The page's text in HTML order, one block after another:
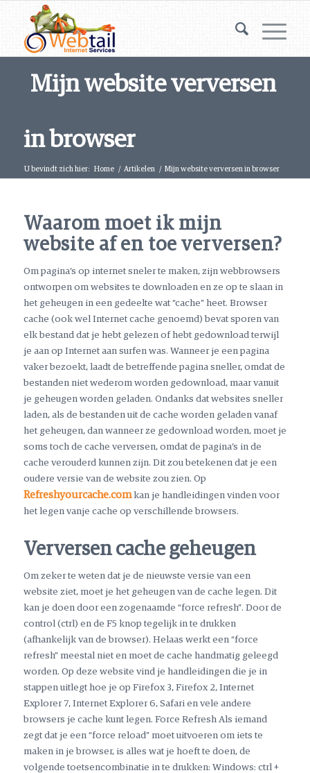
Mijn website verversen
in browser
U bevindt zich hier: Home / Artikelen / Mijn website verversen in browser
Waarom moet ik mijn
website af en toe verversen?
Om pagina’s op internet sneler te maken, zijn webbrowsers
ontworpen om websites te downloaden en ze op te slaan in
het geheugen in een gedeelte wat “cache” heet. Browser
cache (ook wel Internet cache genoemd) bevat sporen van
elk bestand dat je hebt gelezen of hebt gedownload terwijl
je aan op Internet aan surfen was. Wanneer je een pagina
vaker bezoekt, laadt de betreffende pagina sneller, omdat de
bestanden niet wederom worden gedownload, maar vanuit
je geheugen worden geladen. Ondanks dat websites sneller
laden, als de bestanden uit de cache worden geladen vanaf
het geheugen, dan wanneer ze gedownload worden, moet je
soms toch de cache verversen, omdat de pagina’s in de
cache verouderd kunnen zijn. Dit zou betekenen dat je een
oudere versie van de website zou zien. Op
Refreshyourcache.comkan je handleidingen vinden voor
het legen vanje cache op verschillende browsers.
Verversen cache geheugen
Om zeker te weten dat je de nieuwste versie van een
website ziet, moet je het geheugen van de cache legen. Dit
kan je doen door een zogenaamde “force refresh”. Door de
control (ctrl) en de F5 knop tegelijk in te drukken
(afhankelijk van de browser). Helaas werkt een “force
refresh” meestal niet en moet de cache handmatig geleegd
worden. Op deze website vind je handleidingen die je in
stappen uitlegt hoe je op Firefox 3, Firefox 2, Internet
Explorer 7, Internet Explorer 6, Safari en vele andere
browsers je cache kunt legen. Force Refresh Als iemand
zegt dat je een “force reload” moet uitvoeren om iets te
maken in je browser, is alles wat je hoeft te doen, de
volgende toetsencombinatie in te drukken: Windows: ctrl +